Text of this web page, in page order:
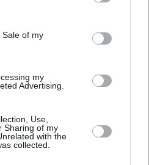
and its third-party tags to
purposes in below Google
of my
my
Advertising.
Use,
Sharing of my
with the
collected.
την ισχύ και την
Γαλλίας; Ο λαϊκισμός
κυριαρχήσει δυστυχώς
ότι η
των Γάλλων θα τους
να κάνουν την
στην ΕΕ για τις